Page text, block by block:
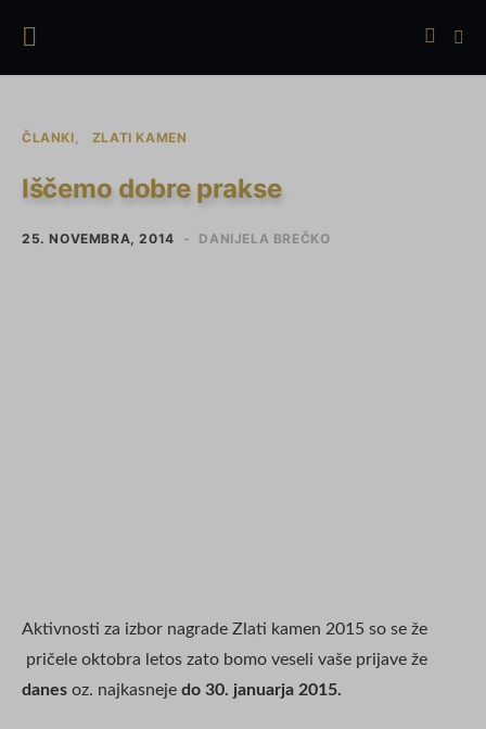
ČLANKI ZLATI KAMEN
Iščemo dobre prakse
25. NOVEMBRA, 2014 DANIJELA BREČKO
Aktivnosti za izbor nagrade Zlati kamen 2015 so se že
pričele oktobra letos zato bomo veseli vaše prijave že
danes oz. najkasneje do 30. januarja 2015.